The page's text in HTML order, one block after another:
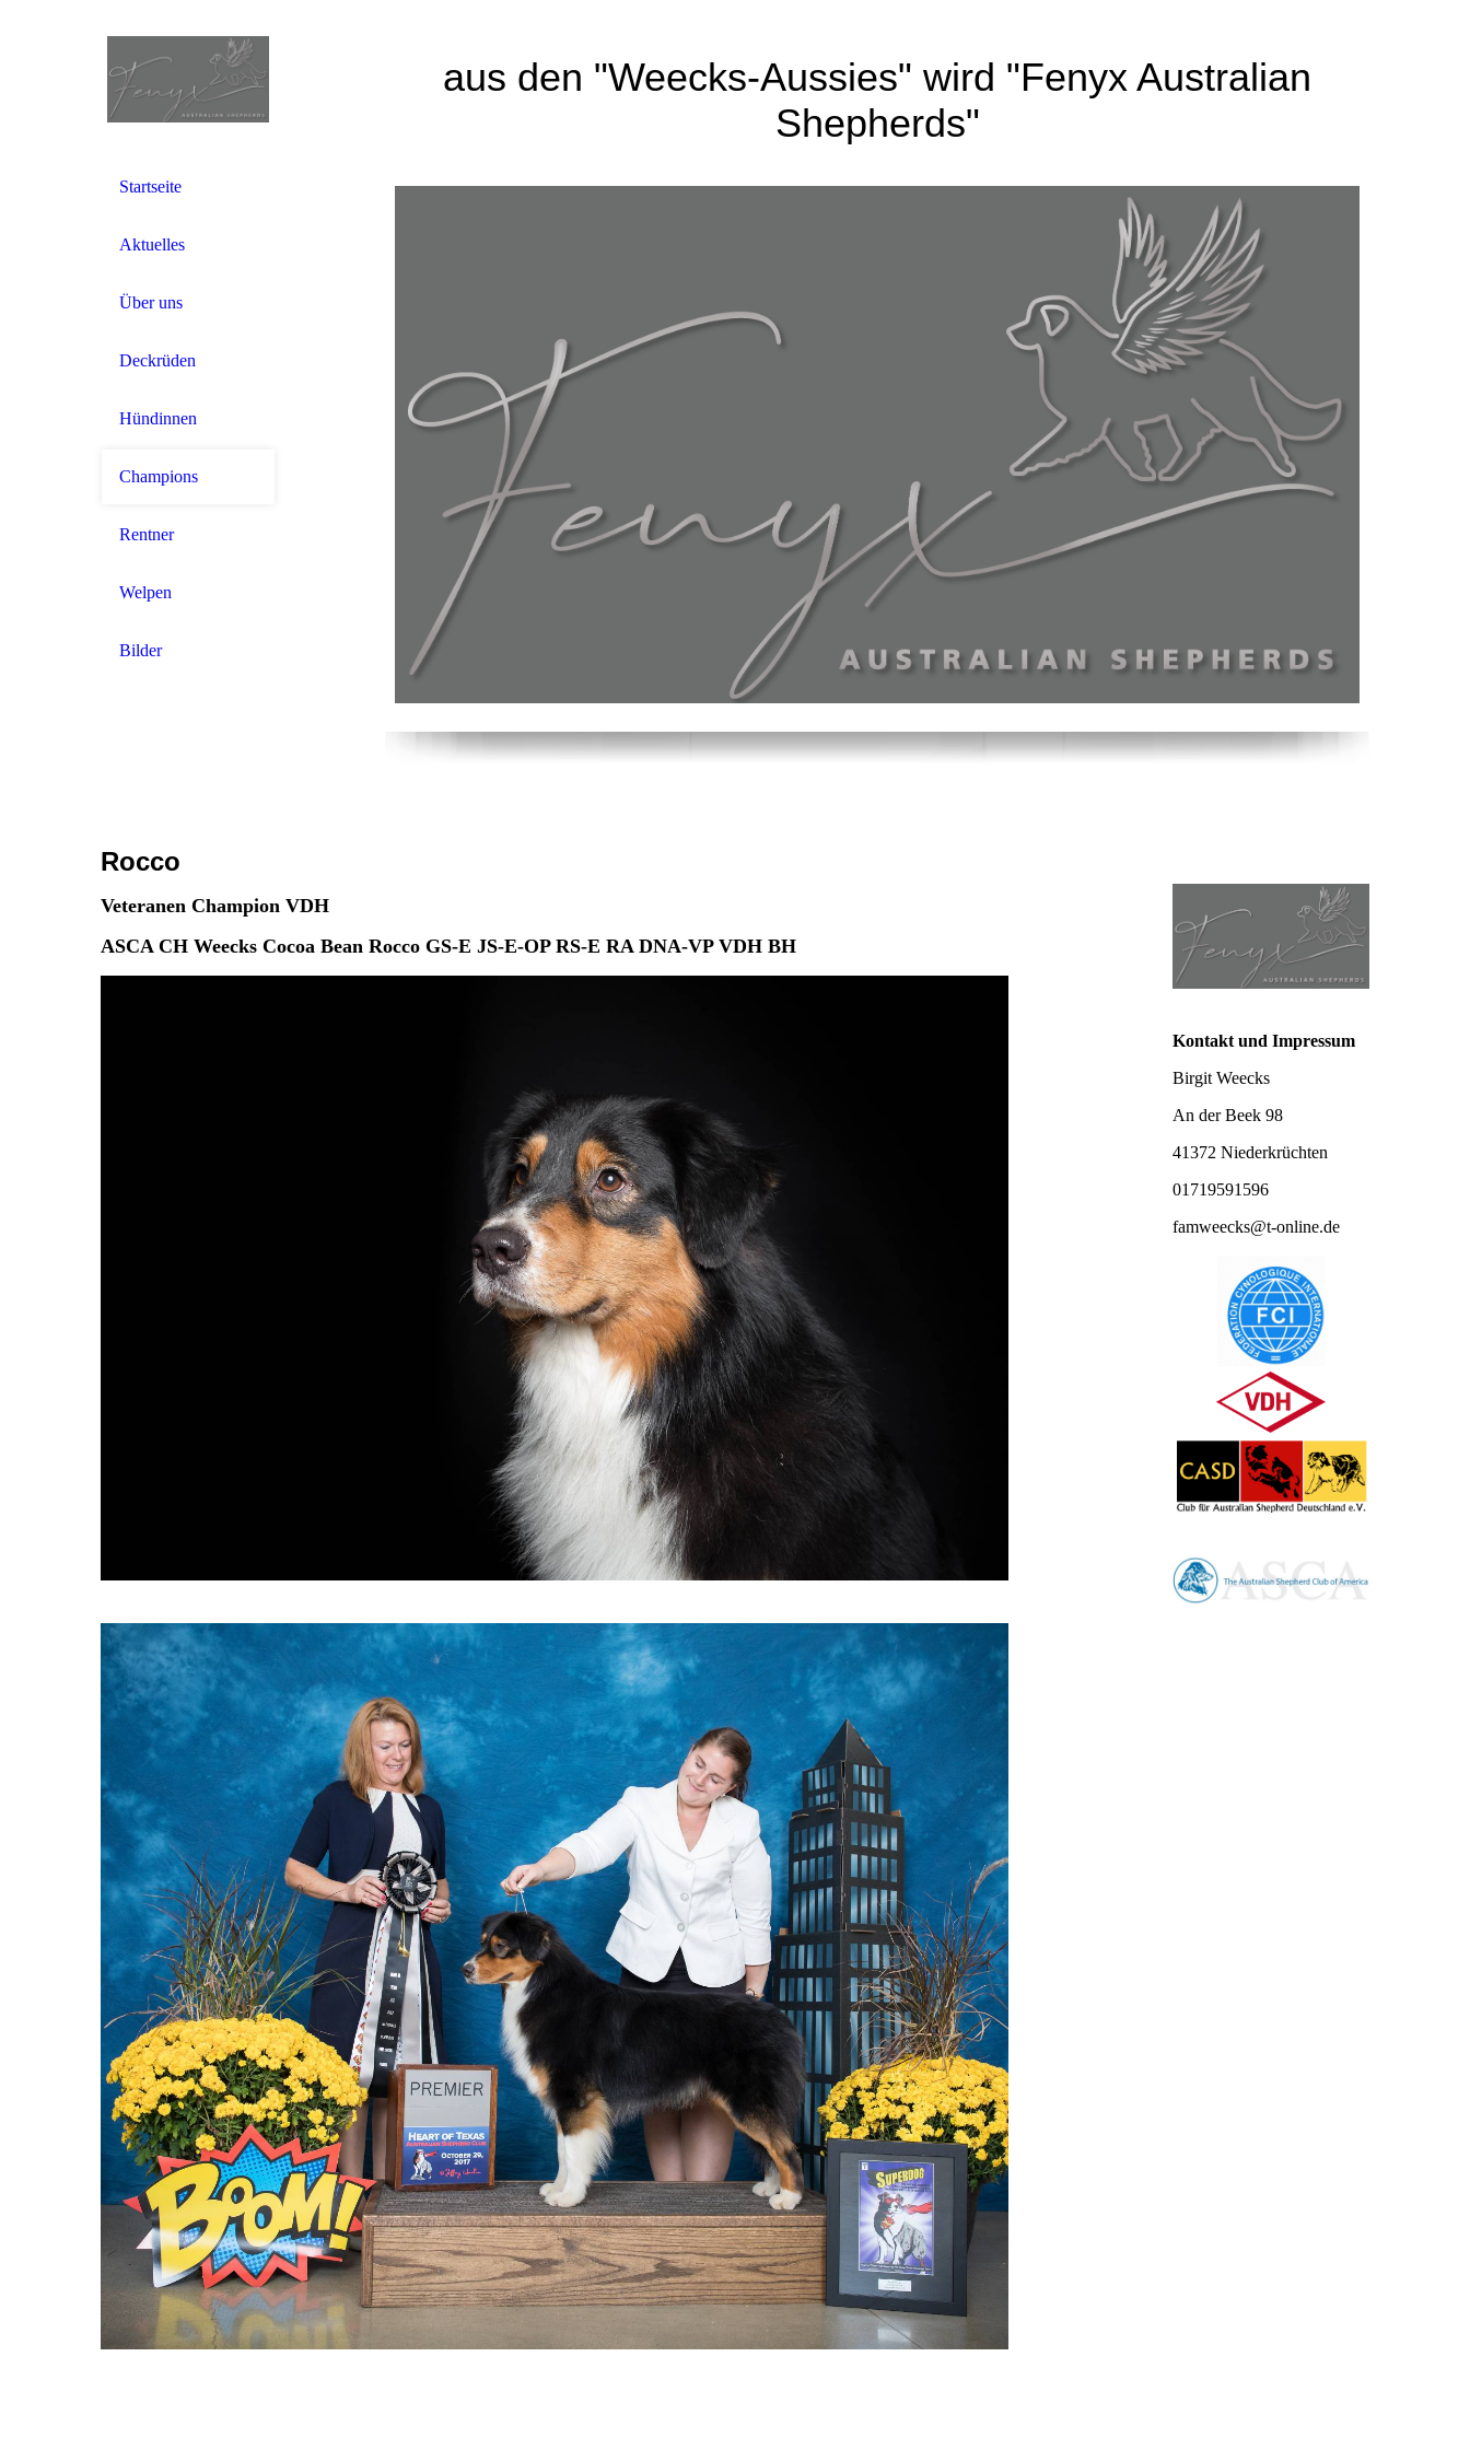
aus den "Weecks-Aussies" wird "Fenyx Australian
Shepherds"
Startseite
Aktuelles
Über uns
Deckrüden
Hündinnen
Champions
Rentner
Welpen
Bilder
Rocco
Veteranen Champion VDH
ASCA CH Weecks Cocoa Bean Rocco GS-E JS-E-OP RS-E RA DNA-VP VDH BH
Kontakt und Impressum
Birgit Weecks
An der Beek 98
41372 Niederkrüchten
01719591596
famweecks@t-online.de